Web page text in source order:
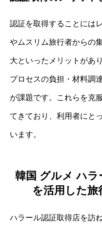
認証を取得することには
やムスリム旅行者からの
大といったメリットがあ
プロセスの負担・材料調
が課題です。これらを克
てきており、利用者にと
います。
韓国 グルメ ハ
を活用した
ハラール認証取得店を訪